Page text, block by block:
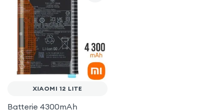
XIAOMI 12 LITE
Batterie 4300mAh